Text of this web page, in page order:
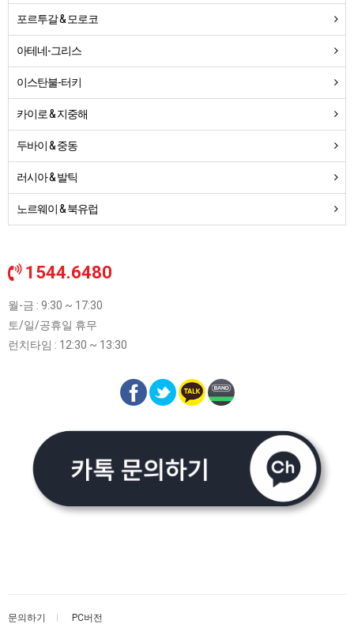
포르투갈 & 모로코
아테네-그리스
이스탄불-터키
카이로 & 지중해
두바이 & 중동
러시아 & 발틱
노르웨이 & 북유럽
1544.6480
월-금 : 9:30 ~ 17:30
토/일/공휴일 휴무
런치타임 : 12:30 ~ 13:30
문의하기 PC버전